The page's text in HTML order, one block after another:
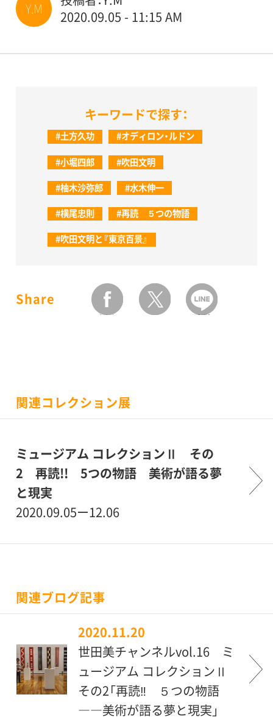
Y.M
2020.09.05 - 11:15 AM
キーワードで探す：
#土方久功 #オディロン・ルドン
#小堀四郎 #吹田文明
#柚木沙弥郎 #水木伸一
#横尾忠則 #再読 ５つの物語
#吹田文明と『東京百景』
Share
facebook twitter LINEで送る
関連コレクション展
ミュージアム コレクションⅡ その
2 再読!! 5つの物語 美術が語る夢
と現実
2020.09.05ー12.06
関連ブログ記事
2020.11.20
世田美チャンネルvol.16 ミ
ュージアム コレクションⅡ
その2「再読‼ ５つの物語
――美術が語る夢と現実」